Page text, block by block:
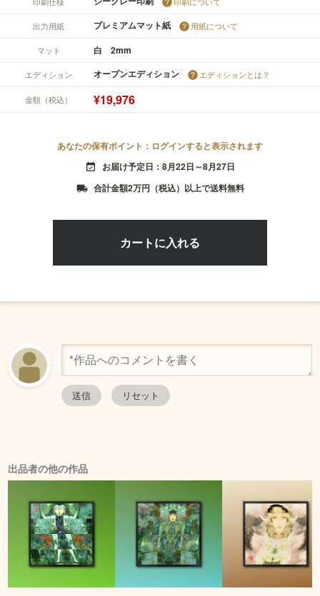
出力用紙 プレミアムマット紙 用紙について
マット 白 2mm
エディション オープンエディション エディションとは？
金額（税込） ¥19,976
あなたの保有ポイント：ログインすると表示されます
event_available お届け予定日：8月22日～8月27日
local_shipping 合計金額2万円（税込）以上で送料無料
出品者の他の作品